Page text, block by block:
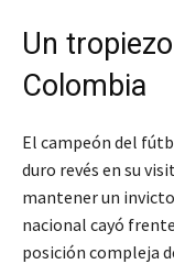
Un
Colombia
El campeón del
duro revés en su
mantener un
nacional cayó
posición compleja